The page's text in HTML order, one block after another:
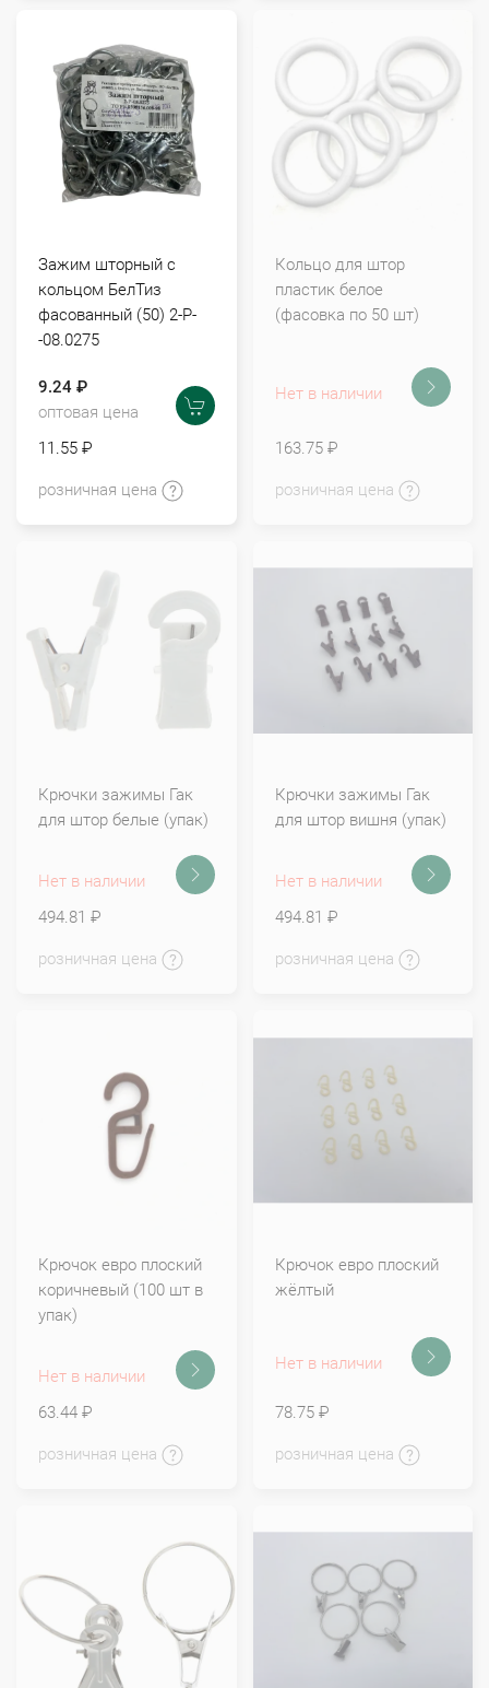
Зажим шторный с
кольцом БелТиз
фасованный (50) 2-Р-
-08.0275
9.24 ₽
оптовая цена
11.55 ₽
розничная цена
Кольцо для штор
пластик белое
(фасовка по 50 шт)
Нет в наличии
163.75 ₽
розничная цена
Крючки зажимы Гак
для штор белые (упак)
Нет в наличии
494.81 ₽
розничная цена
Крючки зажимы Гак
для штор вишня (упак)
Нет в наличии
494.81 ₽
розничная цена
Крючок евро плоский
коричневый (100 шт в
упак)
Нет в наличии
63.44 ₽
розничная цена
Крючок евро плоский
жёлтый
Нет в наличии
78.75 ₽
розничная цена